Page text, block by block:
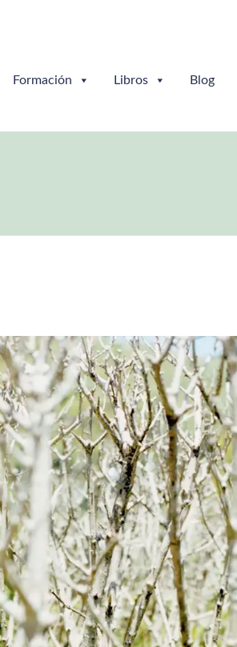
Formación Libros Blog